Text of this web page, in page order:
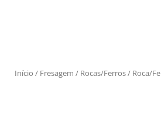
Início / Fresagem / Rocas/Ferros/ Roca/